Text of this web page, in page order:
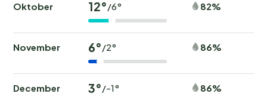
Oktober 12°/6° 82%
November 6°/2° 86%
December 3°/-1° 86%